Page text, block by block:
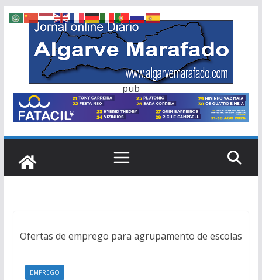
Skip
content
pub
Ofertas de emprego para agrupamento de escolas
EMPREGO